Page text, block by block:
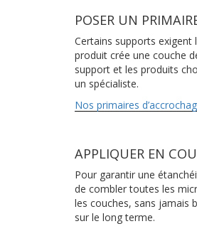
POSER UN
Certains supports exigent
produit crée une couche
support et les produits
un spécialiste.
Nos primaires
APPLIQUER EN
Pour garantir une
de combler toutes les
les couches, sans jamais
sur le long terme.